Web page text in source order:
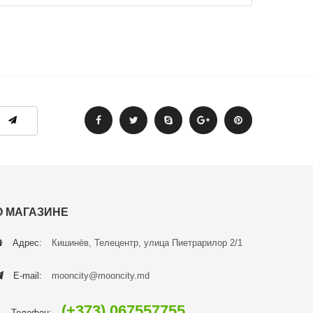
МАГАЗИНЕ
Адрес: Кишинёв, Телецентр, улица Пиетрарилор 2/1
E-mail: mooncity@mooncity.md